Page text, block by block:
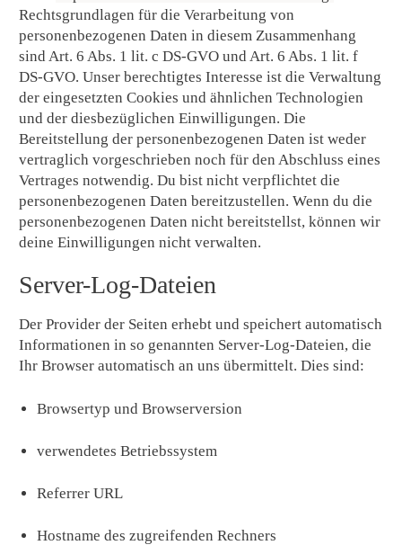
Rechtsgrundlagen für die Verarbeitung von
personenbezogenen Daten in diesem Zusammenhang
sind Art. 6 Abs. 1 lit. c DS-GVO und Art. 6 Abs. 1 lit. f
DS-GVO. Unser berechtigtes Interesse ist die Verwaltung
der eingesetzten Cookies und ähnlichen Technologien
und der diesbezüglichen Einwilligungen. Die
Bereitstellung der personenbezogenen Daten ist weder
vertraglich vorgeschrieben noch für den Abschluss eines
Vertrages notwendig. Du bist nicht verpflichtet die
personenbezogenen Daten bereitzustellen. Wenn du die
personenbezogenen Daten nicht bereitstellst, können wir
deine Einwilligungen nicht verwalten.
Server-Log-Dateien
Der Provider der Seiten erhebt und speichert automatisch
Informationen in so genannten Server-Log-Dateien, die
Ihr Browser automatisch an uns übermittelt. Dies sind:
Browsertyp und Browserversion
verwendetes Betriebssystem
Referrer URL
Hostname des zugreifenden Rechners